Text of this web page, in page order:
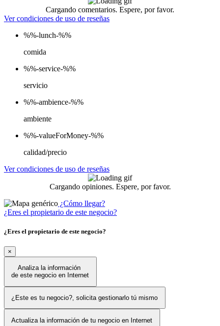
Cargando comentarios. Espere, por favor.
Ver condiciones de uso de reseñas
%%-lunch-%%
comida
%%-service-%%
servicio
%%-ambience-%%
ambiente
%%-valueForMoney-%%
calidad/precio
Ver condiciones de uso de reseñas
Cargando opiniones. Espere, por favor.
¿Cómo llegar?
¿Eres el propietario de este negocio?
¿Eres el propietario de este negocio?
×
Analiza la información
de este negocio en Internet
¿Este es tu negocio?, solicita gestionarlo tú mismo
Actualiza la información de tu negocio en Internet